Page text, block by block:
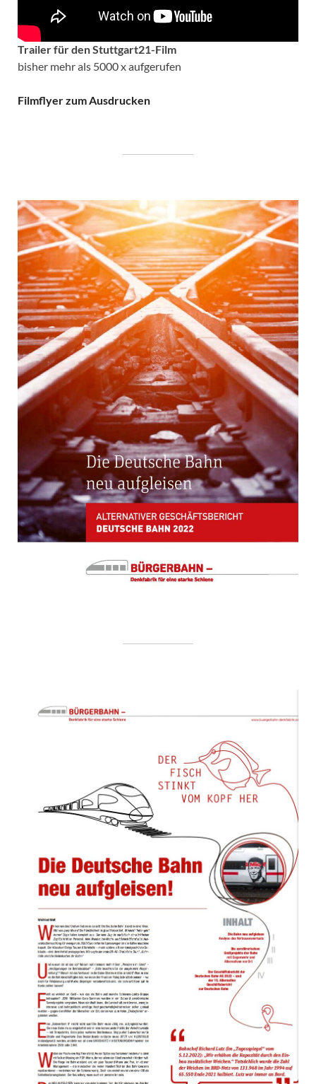
Trailer für den Stuttgart21-Film
bisher mehr als 5000 x aufgerufen
Filmflyer zum Ausdrucken